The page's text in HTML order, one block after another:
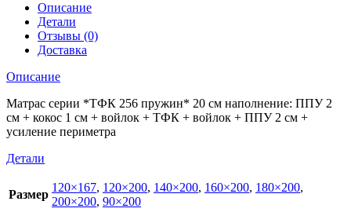
Описание
Детали
Отзывы (0)
Доставка
Описание
Матрас серии *ТФК 256 пружин* 20 см наполнение: ППУ 2
см + кокос 1 см + войлок + ТФК + войлок + ППУ 2 см +
усиление периметра
Детали
Размер
120×167, 120×200, 140×200, 160×200, 180×200,
200×200, 90×200